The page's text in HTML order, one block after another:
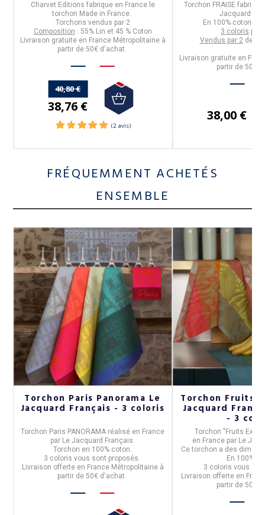
Charvet Editions fabrique en Francele
torchon Made in France.
Torchons vendus par 2
Composition : 55% Lin et 45 % Coton
Livraison gratuite en France Métropolitaine à
partir de 50€ d'achat.
40,80 €
38,76 €
Torchon FRAISE
Jacquard
En 100% coton
3 coloris
Vendus par 2de
Livraison gratuite en
partir de 50€
38,00 €
FRÉQUEMMENT ACHETÉS
ENSEMBLE
Torchon Paris Panorama Le
Jacquard Français - 3 coloris
Torchon Paris PANORAMA réalisé en France
par Le Jacquard Français.
Torchon en 100% coton.
3 coloris vous sont proposés.
Livraison offerte en France Métropolitaine à
partir de 50€ d'achat.
Torchon Fruits
Jacquard
- 3
Torchon "Fruits
en France par Le
Ce torchon a des
En 100%
3 coloris vous
Livraison offerte en
partir de 50€